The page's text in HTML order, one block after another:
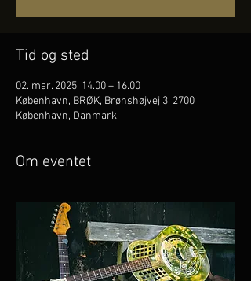
Tid og sted
02. mar. 2025, 14.00 – 16.00
København, BRØK, Brønshøjvej 3, 2700
København, Danmark
Om eventet